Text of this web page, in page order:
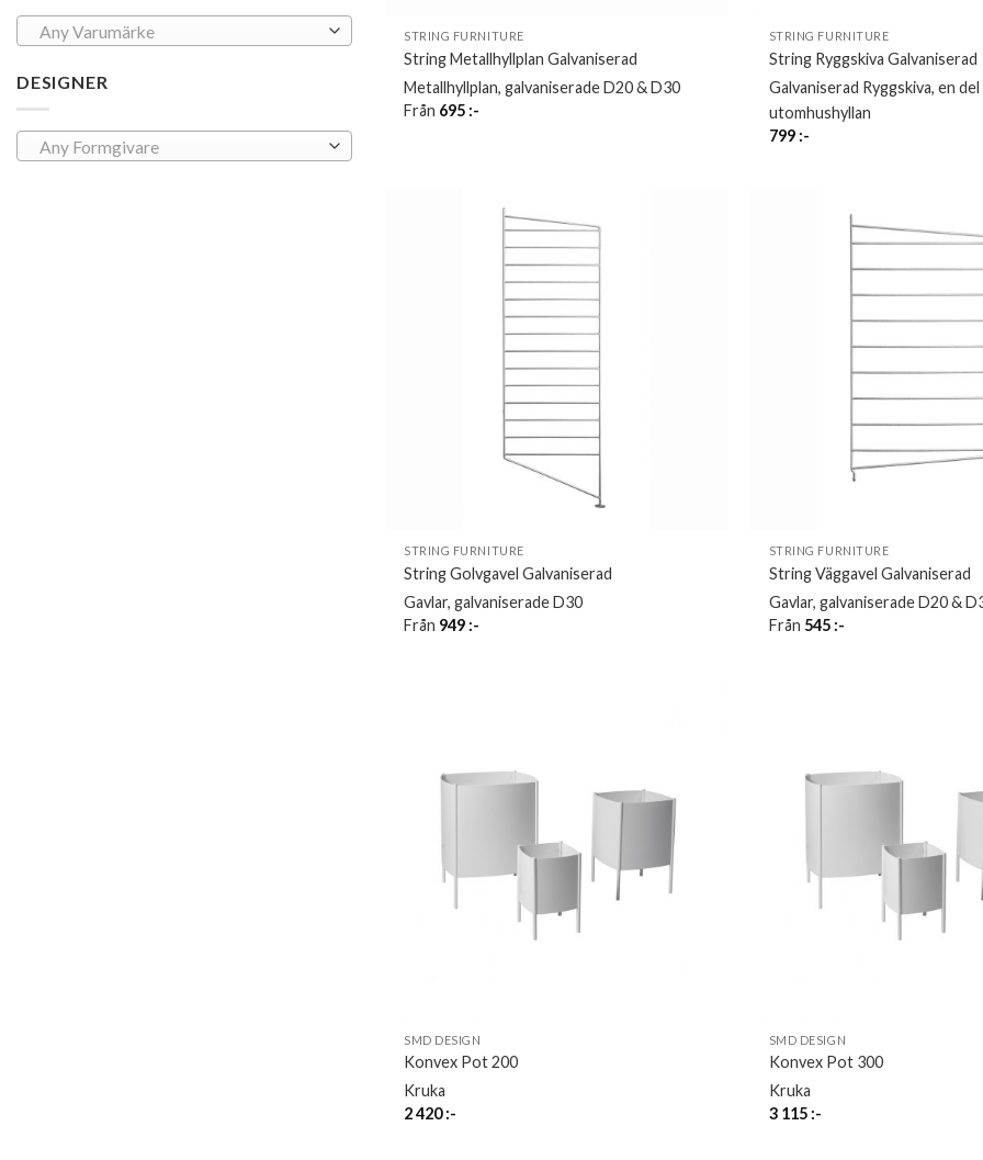
Any Varumärke
DESIGNER
Any Formgivare
STRING FURNITURE
String Metallhyllplan Galvaniserad
Metallhyllplan, galvaniserade D20 & D30
Från 695 :-
STRING FURNITURE
String Ryggskiva Galvaniserad
Galvaniserad Ryggskiva, en del
utomhushyllan
799 :-
STRING FURNITURE
String Golvgavel Galvaniserad
Gavlar, galvaniserade D30
Från 949 :-
STRING FURNITURE
String Väggavel Galvaniserad
Gavlar, galvaniserade D20 &
Från 545 :-
SMD DESIGN
Konvex Pot 200
Kruka
2 420:-
SMD DESIGN
Konvex Pot 300
Kruka
3 115 :-